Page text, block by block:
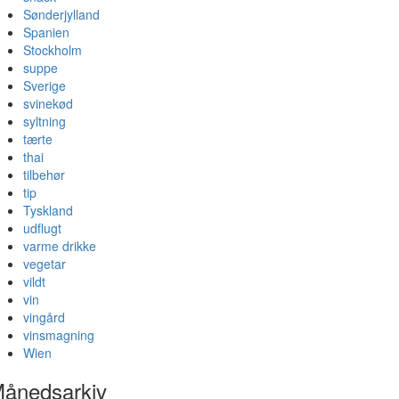
Sønderjylland
Spanien
Stockholm
suppe
Sverige
svinekød
syltning
tærte
thai
tilbehør
tip
Tyskland
udflugt
varme drikke
vegetar
vildt
vin
vingård
vinsmagning
Wien